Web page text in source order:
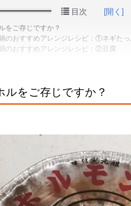
目次 [開く]
をご存じですか？
のおすすめアレンジレシピ：①ネギたっ
のおすすめアレンジレシピ：②豆腐
ルをご存じですか？